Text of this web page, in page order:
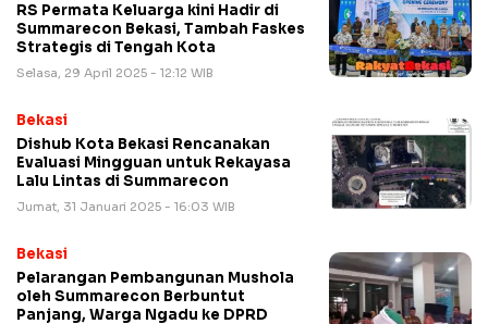
RS Permata Keluarga kini Hadir di
Summarecon Bekasi, Tambah Faskes
Strategis di Tengah Kota
Selasa, 29 April 2025 - 12:12 WIB
Bekasi
Dishub Kota Bekasi Rencanakan
Evaluasi Mingguan untuk Rekayasa
Lalu Lintas di Summarecon
Jumat, 31 Januari 2025 - 16:03 WIB
Bekasi
Pelarangan Pembangunan Mushola
oleh Summarecon Berbuntut
Panjang, Warga Ngadu ke DPRD